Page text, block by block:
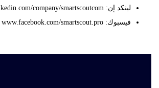
لينكد إن: www.linkedin.com/company/smartscoutcom
فيسبوك: www.facebook.com/smartscout.pro